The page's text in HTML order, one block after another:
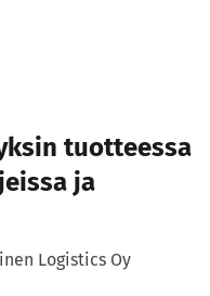
tuotteessa
ja
Logistics Oy